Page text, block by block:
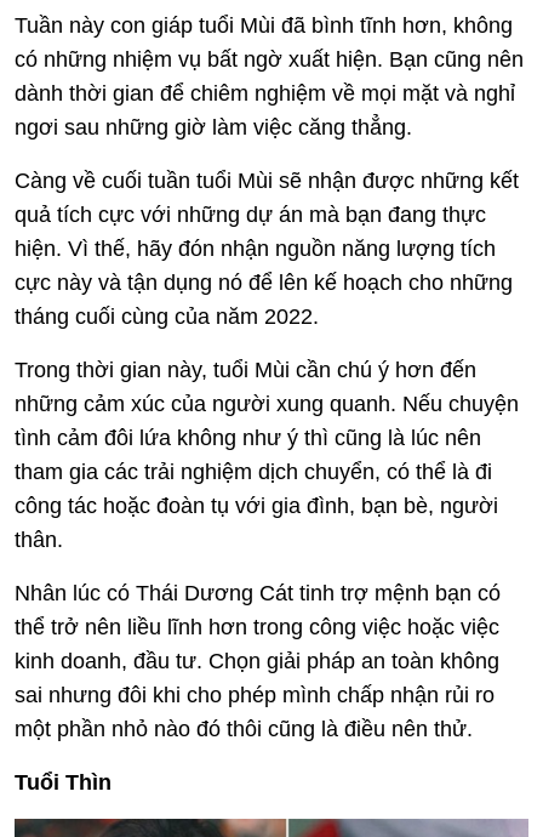
Tuần này con giáp tuổi Mùi đã bình tĩnh hơn, không
có những nhiệm vụ bất ngờ xuất hiện. Bạn cũng nên
dành thời gian để chiêm nghiệm về mọi mặt và nghỉ
ngơi sau những giờ làm việc căng thẳng.
Càng về cuối tuần tuổi Mùi sẽ nhận được những kết
quả tích cực với những dự án mà bạn đang thực
hiện. Vì thế, hãy đón nhận nguồn năng lượng tích
cực này và tận dụng nó để lên kế hoạch cho những
tháng cuối cùng của năm 2022.
Trong thời gian này, tuổi Mùi cần chú ý hơn đến
những cảm xúc của người xung quanh. Nếu chuyện
tình cảm đôi lứa không như ý thì cũng là lúc nên
tham gia các trải nghiệm dịch chuyển, có thể là đi
công tác hoặc đoàn tụ với gia đình, bạn bè, người
thân.
Nhân lúc có Thái Dương Cát tinh trợ mệnh bạn có
thể trở nên liều lĩnh hơn trong công việc hoặc việc
kinh doanh, đầu tư. Chọn giải pháp an toàn không
sai nhưng đôi khi cho phép mình chấp nhận rủi ro
một phần nhỏ nào đó thôi cũng là điều nên thử.
Tuổi Thìn